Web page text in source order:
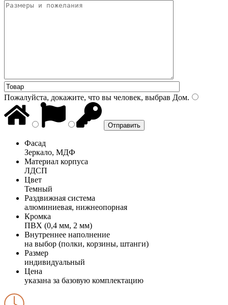
Пожалуйста, докажите, что вы человек, выбрав Дом.
Фасад
Зеркало, МДФ
Материал корпуса
ЛДСП
Цвет
Темный
Раздвижная система
алюминиевая, нижнеопорная
Кромка
ПВХ (0,4 мм, 2 мм)
Внутреннее наполнение
на выбор (полки, корзины, штанги)
Размер
индивидуальный
Цена
указана за базовую комплектацию